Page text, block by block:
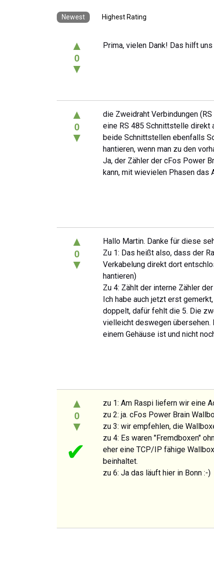
Newest Highest Rating
▲
0
▼
Prima, vielen Dank! Das hilft
▲
0
▼
die Zweidraht Verbindungen
eine RS 485 Schnittstelle direkt
beide Schnittstellen ebenfalls
hantieren, wenn man zu den
Ja, der Zähler der cFos Power
kann, mit wievielen Phasen das
▲
0
▼
Hallo Martin. Danke für diese
Zu 1: Das heißt also, dass der
Verkabelung direkt dort
hantieren)
Zu 4: Zählt der interne Zähler
Ich habe auch jetzt erst
doppelt, dafür fehlt die 5. Die
vielleicht deswegen übersehen.
einem Gehäuse ist und nicht
▲
0
▼
✔
zu 1: Am Raspi liefern wir eine
zu 2: ja. cFos Power Brain
zu 3: wir empfehlen, die
zu 4: Es waren "Fremdboxen"
eher eine TCP/IP fähige
beinhaltet.
zu 6: Ja das läuft hier in Bonn :-)